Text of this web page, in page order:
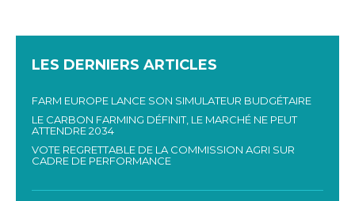
LES DERNIERS ARTICLES
FARM EUROPE LANCE SON SIMULATEUR BUDGÉTAIRE
LE CARBON FARMING DÉFINIT, LE MARCHÉ NE PEUT
ATTENDRE 2034
VOTE REGRETTABLE DE LA COMMISSION AGRI SUR
CADRE DE PERFORMANCE